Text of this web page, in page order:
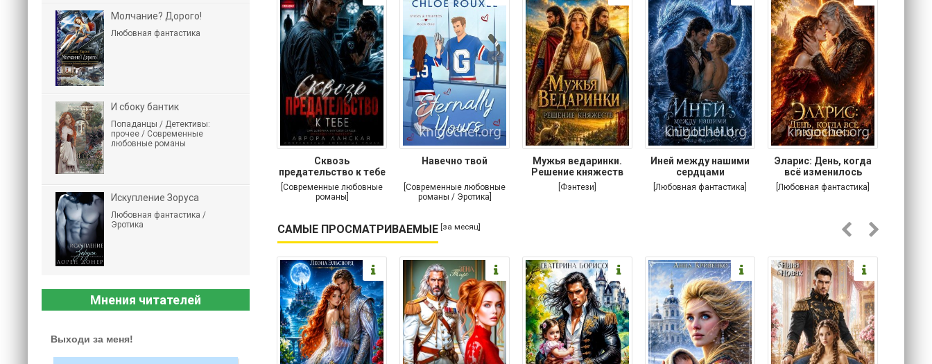
Сквозь
предательство к тебе
[Современные любовные
романы]
Навечно твой
[Современные любовные
романы / Эротика]
Мужья ведаринки.
Решение княжеств
[Фэнтези]
Иней между нашими
сердцами
[Любовная фантастика]
Эларис: День, когда
всё изменилось
[Любовная фантастика]
САМЫЕ ПРОСМАТРИВАЕМЫЕ [за месяц]
Молчание? Дорого!
Любовная фантастика
И сбоку бантик
Попаданцы / Детективы:
прочее / Современные
любовные романы
Искупление Зоруса
Любовная фантастика /
Эротика
Мнения читателей
Выходи за меня!